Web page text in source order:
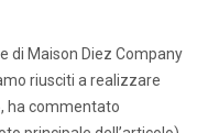
di Maison Diez Company
riusciti a realizzare
ha commentato